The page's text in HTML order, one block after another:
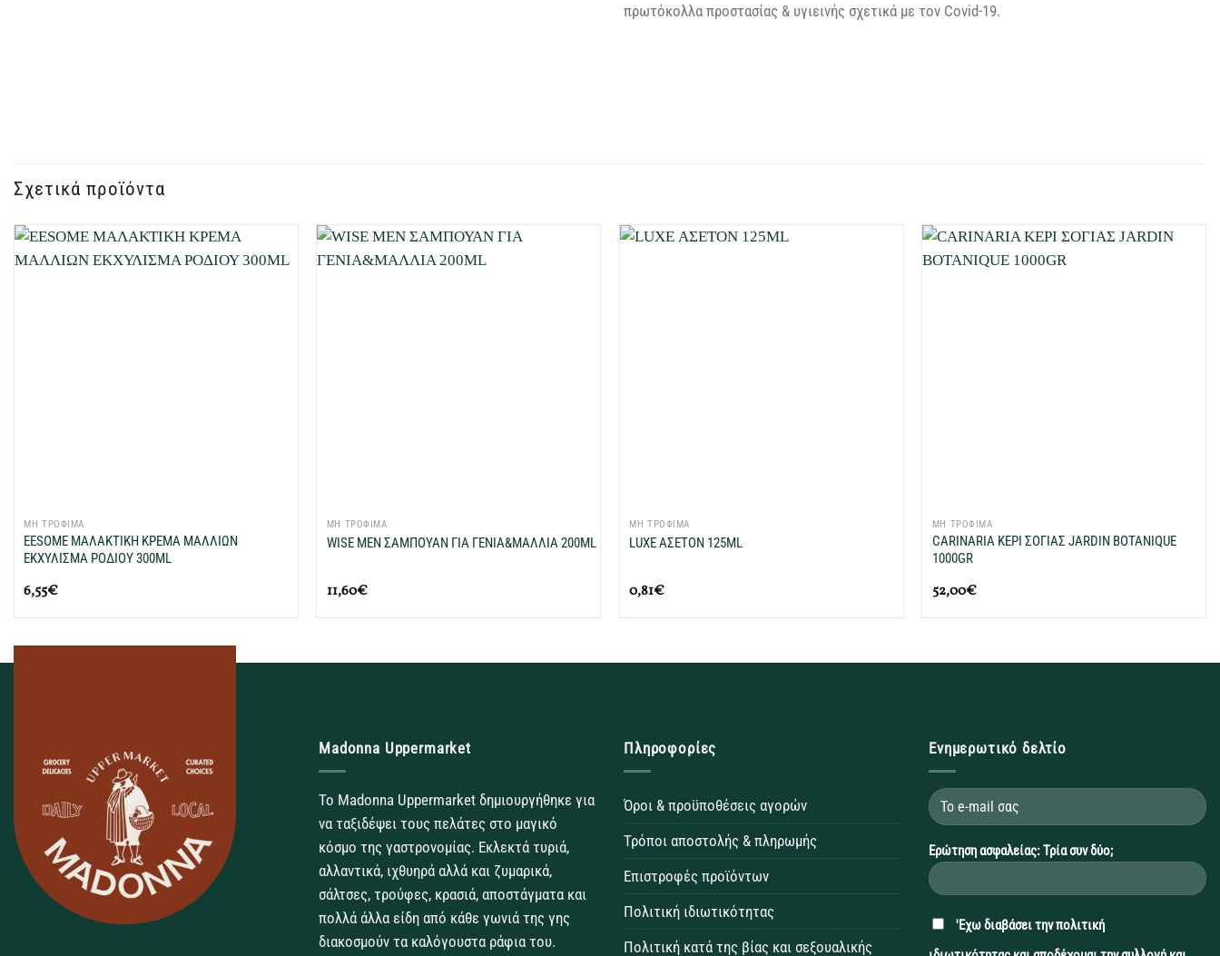
πρωτόκολλα προστασίας & υγιεινής σχετικά με τον Covid-19.
Σχετικά προϊόντα
ΜΗ ΤΡΟΦΙΜΑ
EESOME ΜΑΛΑΚΤΙΚΗ ΚΡΕΜΑ ΜΑΛΛΙΩΝ
ΕΚΧΥΛΙΣΜΑ ΡΟΔΙΟΥ 300ML
6,55€
ΜΗ ΤΡΟΦΙΜΑ
WISE MEN ΣΑΜΠΟΥΑΝ ΓΙΑ ΓΕΝΙΑ&ΜΑΛΛΙΑ 200ML
11,60€
ΜΗ ΤΡΟΦΙΜΑ
LUXE ΑΣΕΤΟΝ 125ML
0,81€
ΜΗ ΤΡΟΦΙΜΑ
CARINARIA ΚΕΡΙ ΣΟΓΙΑΣ JARDIN BOTANIQUE
1000GR
52,00€
Madonna Uppermarket
Το Madonna Uppermarket δημιουργήθηκε για
να ταξιδέψει τους πελάτες στο μαγικό
κόσμο της γαστρονομίας. Εκλεκτά τυριά,
αλλαντικά, ιχθυηρά αλλά και ζυμαρικά,
σάλτσες, τρούφες, κρασιά, αποστάγματα και
πολλά άλλα είδη από κάθε γωνιά της γης
διακοσμούν τα καλόγουστα ράφια του.
Πληροφορίες
Όροι & προϋποθέσεις αγορών
Τρόποι αποστολής & πληρωμής
Επιστροφές προϊόντων
Πολιτική ιδιωτικότητας
Πολιτική κατά της βίας και σεξουαλικής
Ενημερωτικό δελτίο
Ερώτηση ασφαλείας: Τρία συν δύο;
'Εχω διαβάσει τηνπολιτική